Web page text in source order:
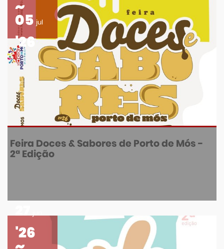
05 jul
'26
Feira Doces & Sabores de Porto de Mós -
2ª Edição
'26